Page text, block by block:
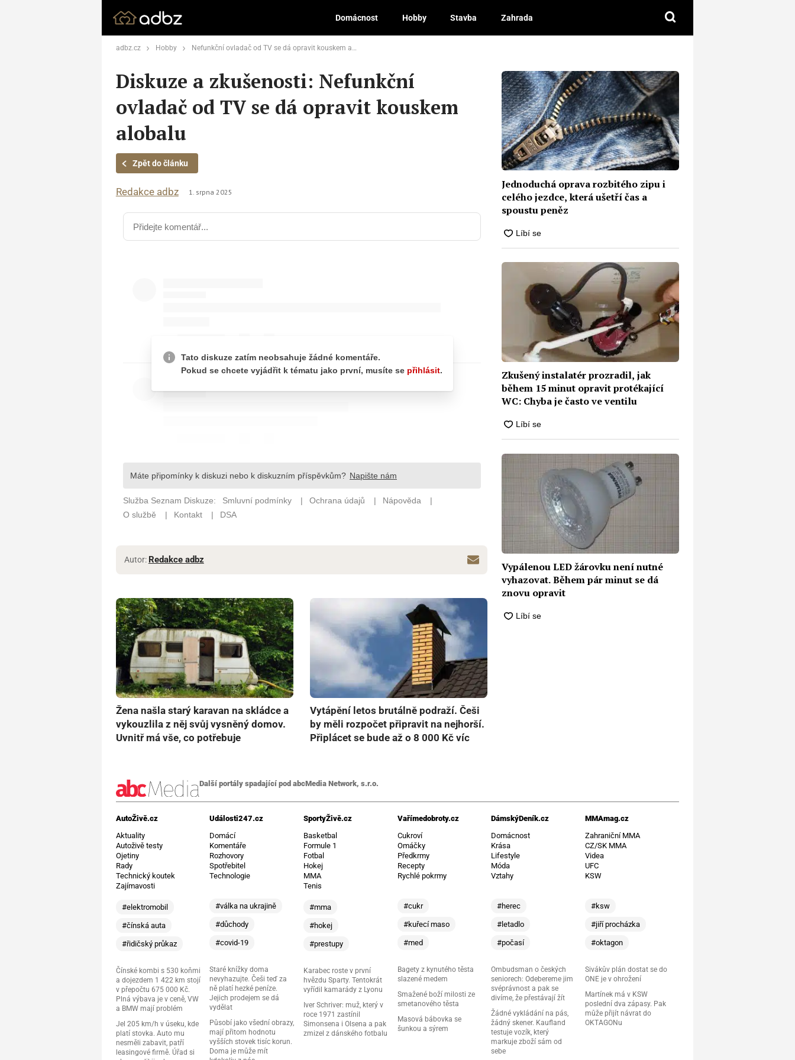
Domácnost Hobby Stavba Zahrada
adbz.cz Hobby Nefunkční ovladač od TV se dá opravit kouskem alobalu
Diskuze a zkušenosti: Nefunkční
ovladač od TV se dá opravit kouskem
alobalu
Zpět do článku
Redakce adbz 1. srpna 2025
Autor: Redakce adbz
Žena našla starý karavan na skládce a
vykouzlila z něj svůj vysněný domov.
Uvnitř má vše, co potřebuje
Vytápění letos brutálně podraží. Češi
by měli rozpočet připravit na nejhorší.
Připlácet se bude až o 8 000 Kč víc
Jednoduchá oprava rozbitého zipu i
celého jezdce, která ušetří čas a
spoustu peněz
Zkušený instalatér prozradil, jak
během 15 minut opravit protékající
WC: Chyba je často ve ventilu
Vypálenou LED žárovku není nutné
vyhazovat. Během pár minut se dá
znovu opravit
Další portály spadající pod abcMedia Network, s.r.o.
AutoŽivě.cz
Aktuality
Autoživě testy
Ojetiny
Rady
Technický koutek
Zajímavosti
#elektromobil
#čínská auta
#řidičský průkaz
Čínské kombi s 530 koňmi
a dojezdem 1 422 km stojí
v přepočtu 675 000 Kč.
Plná výbava je v ceně, VW
a BMW mají problém
Jel 205 km/h v úseku, kde
platí stovka. Auto mu
nesměli zabavit, patří
leasingové firmě. Úřad si
Události247.cz
Domácí
Komentáře
Rozhovory
Spotřebitel
Technologie
#válka na ukrajině
#důchody
#covid-19
Staré knížky doma
nevyhazujte. Češi teď za
ně platí hezké peníze.
Jejich prodejem se dá
vydělat
Působí jako všední obrazy,
mají přitom hodnotu
vyšších stovek tisíc korun.
Doma je může mít
SportyŽivě.cz
Basketbal
Formule 1
Fotbal
Hokej
MMA
Tenis
#mma
#hokej
#prestupy
Karabec roste v první
hvězdu Sparty. Tentokrát
vyřídil kamarády z Lyonu
Iver Schriver: muž, který v
roce 1971 zastínil
Simonsena i Olsena a pak
zmizel z dánského fotbalu
Vařímedobroty.cz
Cukroví
Omáčky
Předkrmy
Recepty
Rychlé pokrmy
#cukr
#kuřecí maso
#med
Bagety z kynutého těsta
slazené medem
Smažené boží milosti ze
smetanového těsta
Masová bábovka se
šunkou a sýrem
DámskýDeník.cz
Domácnost
Krása
Lifestyle
Móda
Vztahy
#herec
#letadlo
#počasí
Ombudsman o českých
seniorech: Odebereme jim
svéprávnost a pak se
divíme, že přestávají žít
Žádné vykládání na pás,
žádný skener. Kaufland
testuje vozík, který
markuje zboží sám od
sebe
MMAmag.cz
Zahraniční MMA
CZ/SK MMA
Videa
UFC
KSW
#ksw
#jiří procházka
#oktagon
Sivákův plán dostat se do
ONE je v ohrožení
Martínek má v KSW
poslední dva zápasy. Pak
může přijít návrat do
OKTAGONu